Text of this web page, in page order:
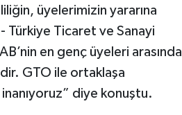
üyelerimizin yararına
Türkiye Ticaret ve Sanayi
en genç üyeleri arasında
GTO ile ortaklaşa
diye konuştu.